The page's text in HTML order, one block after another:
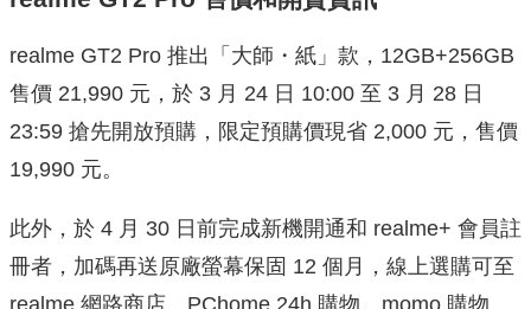
realme GT2 Pro 推出「大師・紙」款，12GB+256GB
售價 21,990 元，於 3 月 24 日 10:00 至 3 月 28 日
23:59 搶先開放預購，限定預購價現省 2,000 元，售價
19,990 元。
此外，於 4 月 30 日前完成新機開通和 realme+ 會員註
冊者，加碼再送原廠螢幕保固 12 個月，線上選購可至
realme 網路商店、PChome 24h 購物、momo 購物